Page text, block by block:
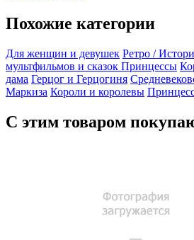
Похожие категории
Для женщин и девушек Ретро /
мультфильмов и сказок Принцессы
дама Герцог и Герцогиня
Маркиза Короли и королевы
С этим товаром